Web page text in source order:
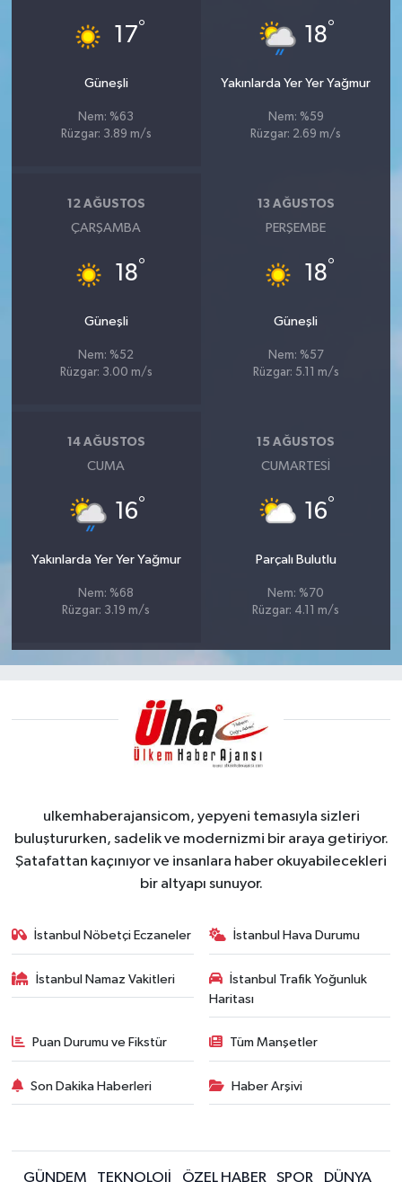
17°
Güneşli
Nem: %63
Rüzgar: 3.89 m/s
18°
Yakınlarda Yer Yer Yağmur
Nem: %59
Rüzgar: 2.69 m/s
12 AĞUSTOS
ÇARŞAMBA
18°
Güneşli
Nem: %52
Rüzgar: 3.00 m/s
13 AĞUSTOS
PERŞEMBE
18°
Güneşli
Nem: %57
Rüzgar: 5.11 m/s
14 AĞUSTOS
CUMA
16°
Yakınlarda Yer Yer Yağmur
Nem: %68
Rüzgar: 3.19 m/s
15 AĞUSTOS
CUMARTESI
16°
Parçalı Bulutlu
Nem: %70
Rüzgar: 4.11 m/s
ulkemhaberajansicom, yepyeni temasıyla sizleri
buluştururken, sadelik ve modernizmi bir araya getiriyor.
Şatafattan kaçınıyor ve insanlara haber okuyabilecekleri
bir altyapı sunuyor.
İstanbul Nöbetçi Eczaneler İstanbul Hava Durumu
İstanbul Namaz Vakitleri
İstanbul Trafik Yoğunluk
Haritası
Puan Durumu ve Fikstür Tüm Manşetler
Son Dakika Haberleri Haber Arşivi
GÜNDEM TEKNOLOJİ ÖZEL HABER SPOR DÜNYA